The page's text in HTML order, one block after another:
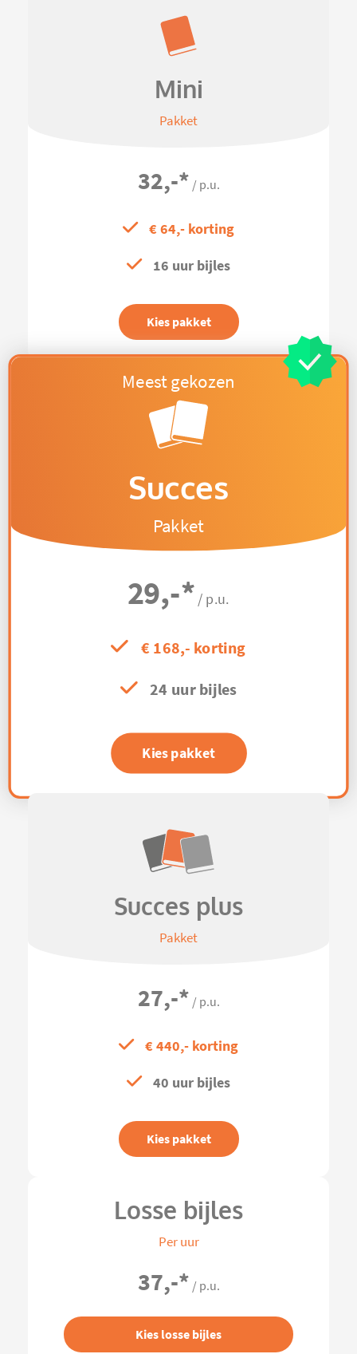
Mini
Pakket
32,-* / p.u.
€ 64,- korting
16 uur bijles
Kies pakket
Succes
Pakket
29,-* / p.u.
€ 168,- korting
24 uur bijles
Kies pakket
Succes plus
Pakket
27,-* / p.u.
€ 440,- korting
40 uur bijles
Kies pakket
Losse bijles
Per uur
37,-* / p.u.
Kies losse bijles